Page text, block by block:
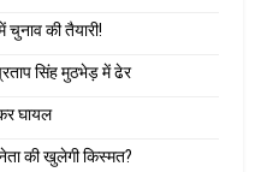
चुनाव की तैयारी!
सिंह मुठभेड़ में ढेर
घायल
की खुलेगी किस्मत?